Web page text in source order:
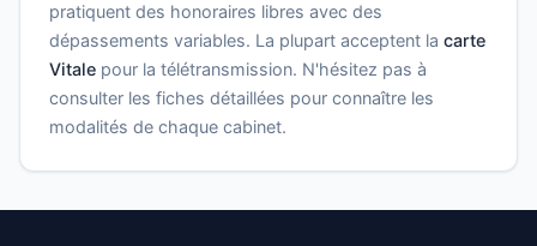
pratiquent des honoraires libres avec des
dépassements variables. La plupart acceptent la carte
Vitale pour la télétransmission. N'hésitez pas à
consulter les fiches détaillées pour connaître les
modalités de chaque cabinet.